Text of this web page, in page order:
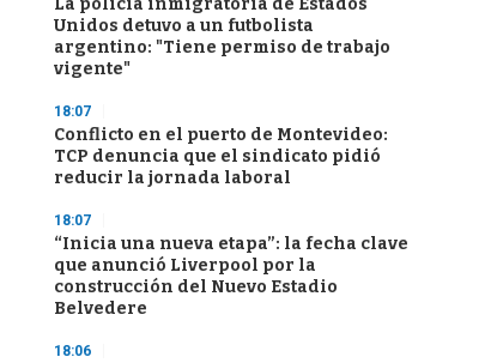
La policía inmigratoria de Estados
Unidos detuvo a un futbolista
argentino: "Tiene permiso de trabajo
vigente"
18:07
Conflicto en el puerto de Montevideo:
TCP denuncia que el sindicato pidió
reducir la jornada laboral
18:07
“Inicia una nueva etapa”: la fecha clave
que anunció Liverpool por la
construcción del Nuevo Estadio
Belvedere
18:06